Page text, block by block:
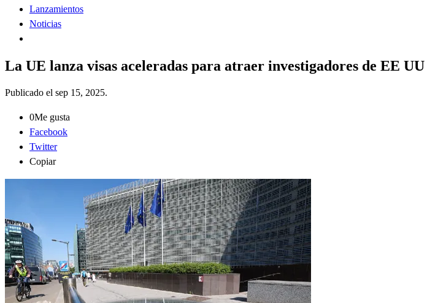
Lanzamientos
Noticias
La UE lanza visas aceleradas para atraer investigadores de EE UU
Publicado el sep 15, 2025.
0Me gusta
Facebook
Twitter
Copiar